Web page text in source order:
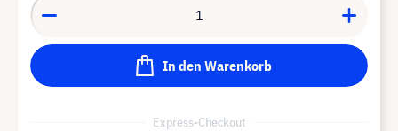
In den Warenkorb
Express-Checkout